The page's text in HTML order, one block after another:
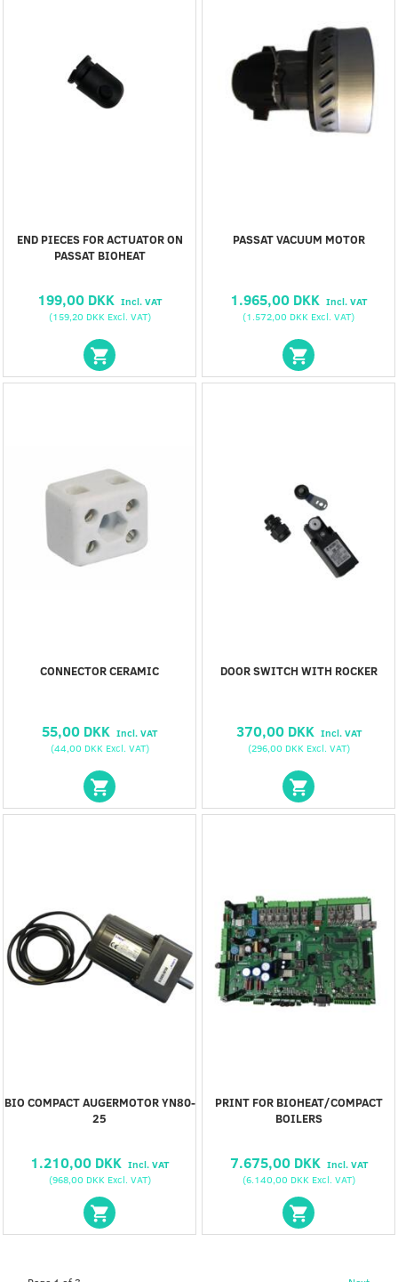
END PIECES FOR ACTUATOR ON
PASSAT BIOHEAT
199,00 DKK Incl. VAT
(159,20 DKK Excl. VAT)
PASSAT VACUUM MOTOR
1.965,00 DKK Incl. VAT
(1.572,00 DKK Excl. VAT)
CONNECTOR CERAMIC
55,00 DKK Incl. VAT
(44,00 DKK Excl. VAT)
DOOR SWITCH WITH ROCKER
370,00 DKK Incl. VAT
(296,00 DKK Excl. VAT)
BIO COMPACT AUGERMOTOR YN80-
25
1.210,00 DKK Incl. VAT
(968,00 DKKExcl. VAT)
PRINT FOR BIOHEAT/COMPACT
BOILERS
7.675,00 DKK Incl. VAT
(6.140,00 DKKExcl. VAT)